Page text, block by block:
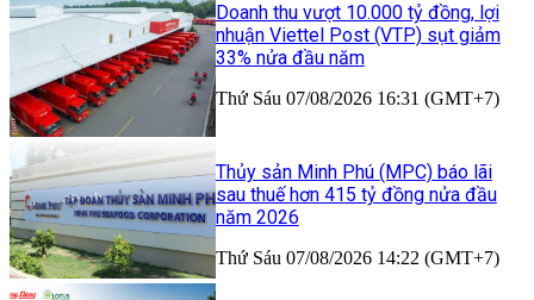
Doanh thu vượt 10.000 tỷ đồng, lợi
nhuận Viettel Post (VTP) sụt giảm
33% nửa đầu năm
Thứ Sáu 07/08/2026 16:31 (GMT+7)
Thủy sản Minh Phú (MPC) báo lãi
sau thuế hơn 415 tỷ đồng nửa đầu
năm 2026
Thứ Sáu 07/08/2026 14:22 (GMT+7)